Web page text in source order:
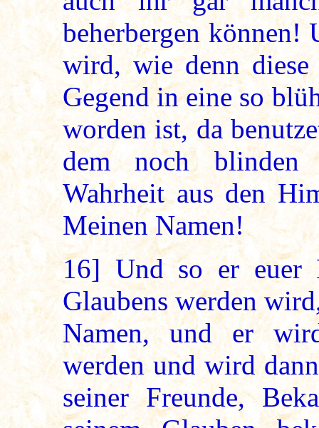
beherbergen können!
wird, wie denn
Gegend in eine so
worden ist, da
dem noch blinden
Wahrheit aus den
Meinen Namen!
16] Und so er euer
Glaubens werden
Namen, und er
werden und wird
seiner Freunde,